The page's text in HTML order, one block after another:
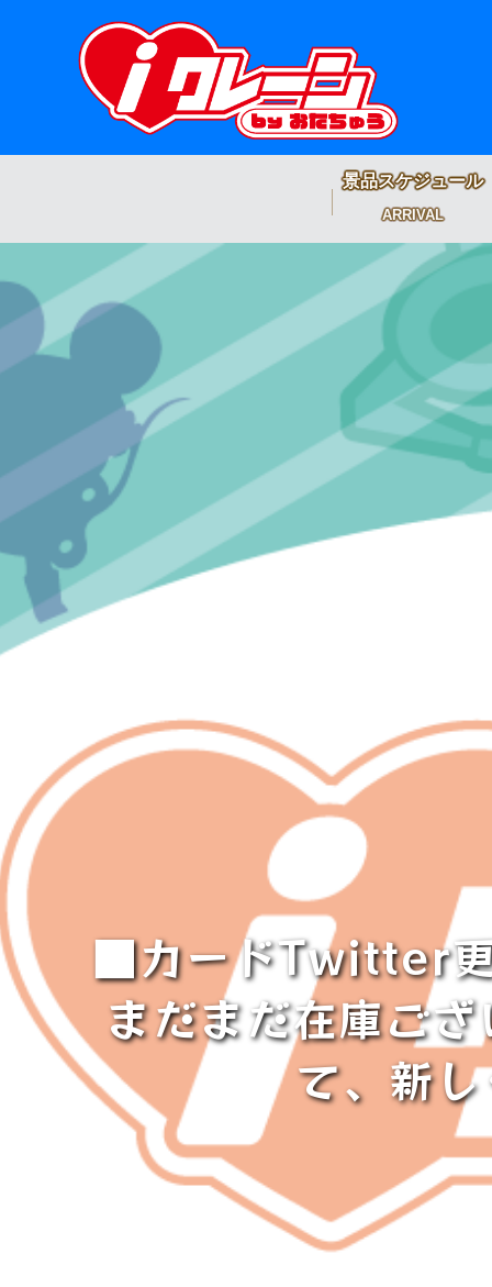
景品スケジュール
ARRIVAL
■カードTwitter更
まだまだ在庫ご
て、新